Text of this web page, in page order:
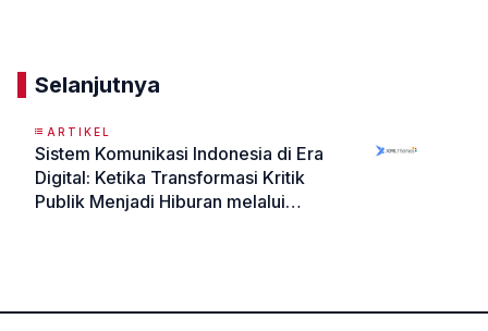
Selanjutnya
ARTIKEL
Sistem Komunikasi Indonesia di Era
Digital: Ketika Transformasi Kritik
Publik Menjadi Hiburan melalui